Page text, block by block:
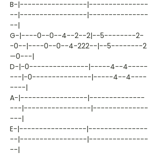
B-|-----------------|---------------
--|-----------------|---------------
--|
G-|----0--0--4--2--2|--5--------2-
-0--|----0--0--4-222--|--5--------2
—0---|
D-|-0---------------|-----4--4-----
---|-0---------------|-----4--4----
----|
A-|-----------------|--------------
---|-----------------|--------------
---|
E-|-----------------|---------------
--|-----------------|---------------
--|